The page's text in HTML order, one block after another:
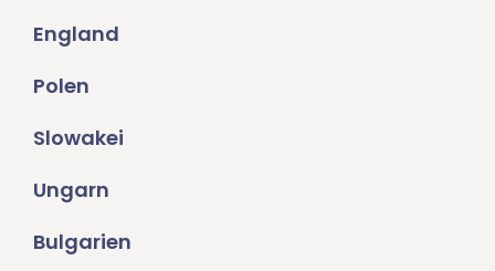
England
Polen
Slowakei
Ungarn
Bulgarien